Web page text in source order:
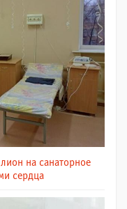
на санаторное
сердца